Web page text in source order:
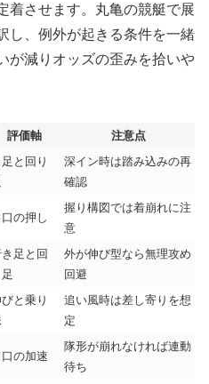
着させます。丸亀の競艇で展
し、例外が起きる条件を一緒
が減りオッズの歪みを拾いや
評価軸 注意点
と回り
深イン時は踏み込みの再
確認
の押し
握り構図では着崩れに注
意
足と回
外が伸び型なら無理攻め
回避
と乗り
追い風時は差し寄りを想
定
の加速
隊形が崩れなければ連動
待ち